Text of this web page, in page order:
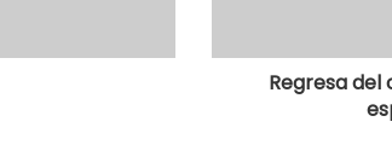
Regresa del